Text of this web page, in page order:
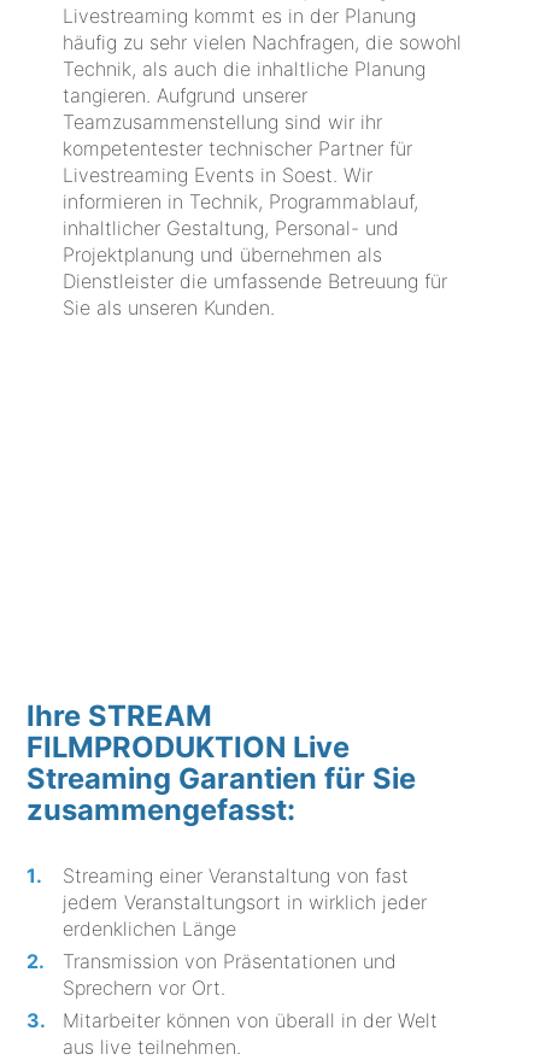
Livestreaming kommt es in der Planung
häufig zu sehr vielen Nachfragen, die sowohl
Technik, als auch die inhaltliche Planung
tangieren. Aufgrund unserer
Teamzusammenstellung sind wir ihr
kompetentester technischer Partner für
Livestreaming Events in Soest. Wir
informieren in Technik, Programmablauf,
inhaltlicher Gestaltung, Personal- und
Projektplanung und übernehmen als
Dienstleister die umfassende Betreuung für
Sie als unseren Kunden.
Ihre STREAM
FILMPRODUKTION Live
Streaming Garantien für Sie
zusammengefasst:
Streaming einer Veranstaltung von fast
jedem Veranstaltungsort in wirklich jeder
erdenklichen Länge
Transmission von Präsentationen und
Sprechern vor Ort.
Mitarbeiter können von überall in der Welt
aus live teilnehmen.